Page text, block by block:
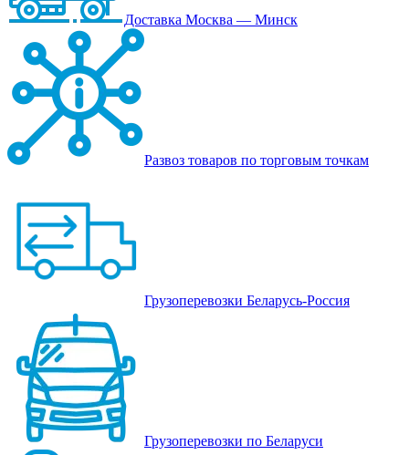
Доставка Москва — Минск
Развоз товаров по торговым точкам
Грузоперевозки Беларусь-Россия
Грузоперевозки по Беларуси